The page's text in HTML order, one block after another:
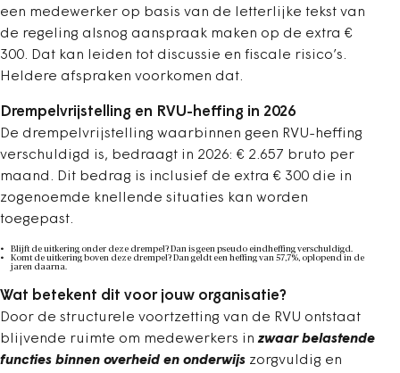
een medewerker op basis van de letterlijke tekst van
de regeling alsnog aanspraak maken op de extra €
300. Dat kan leiden tot discussie en fiscale risico’s.
Heldere afspraken voorkomen dat.
Drempelvrijstelling en RVU-heffing in 2026
De drempelvrijstelling waarbinnen geen RVU-heffing
verschuldigd is, bedraagt in 2026: € 2.657 bruto per
maand. Dit bedrag is inclusief de extra € 300 die in
zogenoemde knellende situaties kan worden
toegepast.
Blijft de uitkering onder deze drempel? Dan is geen pseudo eindheffing verschuldigd.
Komt de uitkering boven deze drempel? Dan geldt een heffing van 57,7%, oplopend in de
jaren daarna.
Wat betekent dit voor jouw organisatie?
Door de structurele voortzetting van de RVU ontstaat
blijvende ruimte om medewerkers inzwaar belastende
functies binnen overheid en onderwijs zorgvuldig en